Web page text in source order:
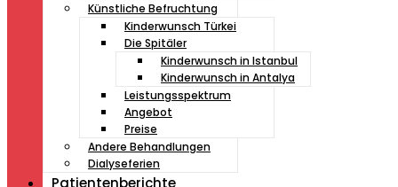
Künstliche Befruchtung
Kinderwunsch Türkei
Die Spitäler
Kinderwunsch in Istanbul
Kinderwunsch in Antalya
Leistungsspektrum
Angebot
Preise
Andere Behandlungen
Dialyseferien
Patientenberichte